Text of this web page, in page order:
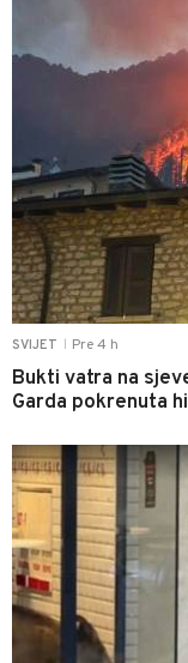
SVIJET Pre 4 h
Bukti vatra na
Garda pokrenuta